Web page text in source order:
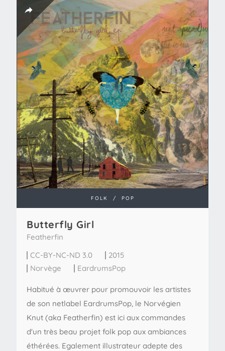
FOLK / POP
Butterfly Girl
Featherfin
CC-BY-NC-ND 3.0
2015
Norvège
EardrumsPop
Habitué à œuvrer pour promouvoir les artistes
de son netlabel EardrumsPop, le Norvégien
Knut (aka Featherfin) est ici aux commandes
d'un très beau projet folk pop aux ambiances
éthérées. Egalement illustrateur adepte des